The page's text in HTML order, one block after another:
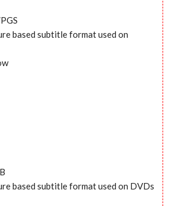
based subtitle format used on
based subtitle format used on DVDs